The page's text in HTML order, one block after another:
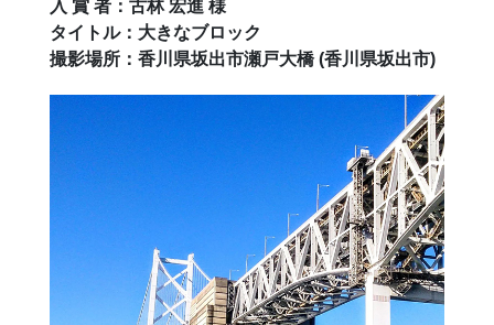
入 賞 者：古林 宏進 様
タイトル：大きなブロック
撮影場所：香川県坂出市瀬戸大橋 (香川県坂出市)